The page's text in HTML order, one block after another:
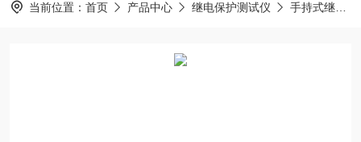
当前位置： 首页 产品中心 继电保护测试仪 手持式继电保护测试仪